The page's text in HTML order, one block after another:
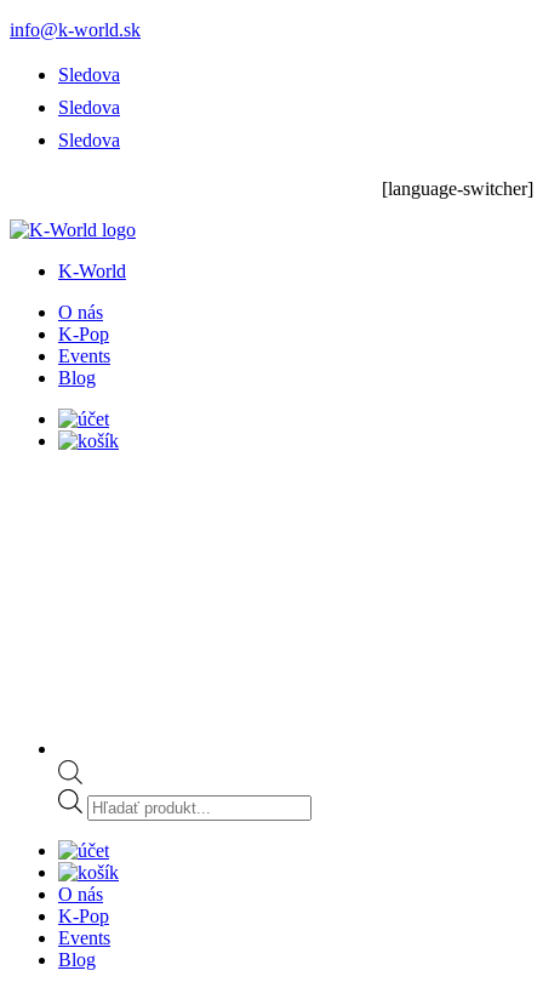
info@k-world.sk
Sledova
Sledova
Sledova
[language-switcher]
K-World
O nás
K-Pop
Events
Blog
Products
search
O nás
K-Pop
Events
Blog